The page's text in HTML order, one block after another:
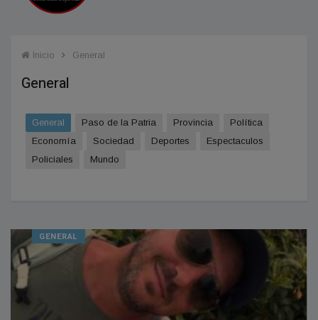
Inicio General
General
General Paso de la Patria Provincia
Política
Economía
Sociedad Deportes
Espectaculos
Policiales
Mundo
GENERAL